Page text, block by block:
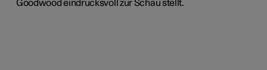
Goodwood eindrucksvoll zur Schau stellt.